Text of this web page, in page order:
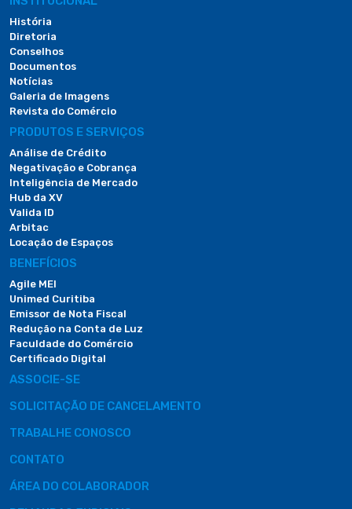
História
Diretoria
Conselhos
Documentos
Notícias
Galeria de Imagens
Revista do Comércio
PRODUTOS E SERVIÇOS
Análise de Crédito
Negativação e Cobrança
Inteligência de Mercado
Hub da XV
Valida ID
Arbitac
Locação de Espaços
BENEFÍCIOS
Agile MEI
Unimed Curitiba
Emissor de Nota Fiscal
Redução na Conta de Luz
Faculdade do Comércio
Certificado Digital
ASSOCIE-SE
SOLICITAÇÃO DE CANCELAMENTO
TRABALHE CONOSCO
CONTATO
ÁREA DO COLABORADOR